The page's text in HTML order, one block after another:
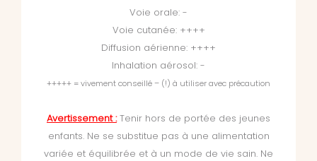
Voie orale: -
Voie cutanée: ++++
Diffusion aérienne: ++++
Inhalation aérosol: -
+++++ = vivement conseillé – (!) à utiliser avec précaution
Avertissement : Tenir hors de portée des jeunes
enfants. Ne se substitue pas à une alimentation
variée et équilibrée et à un mode de vie sain. Ne